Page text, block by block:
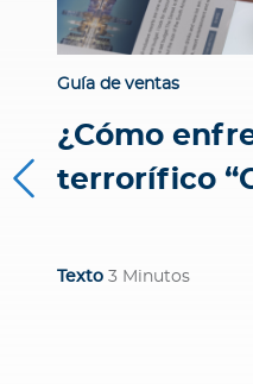
Guía de ventas
¿Cómo
terrorífico
Texto 3 Minutos